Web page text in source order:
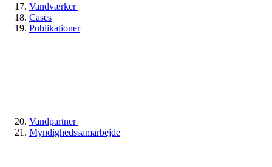
Vandværker
Cases
Publikationer
Vandpartner
Myndighedssamarbejde